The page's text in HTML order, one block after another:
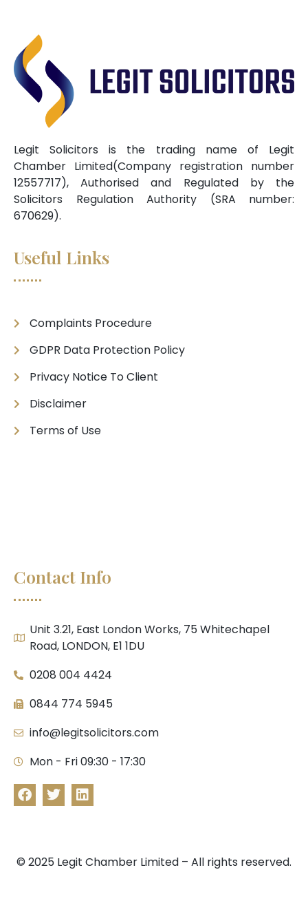
Legit Solicitors is the trading name of Legit
Chamber Limited(Company registration number
12557717), Authorised and Regulated by the
Solicitors Regulation Authority (SRA number:
670629).
Useful Links
Complaints Procedure
GDPR Data Protection Policy
Privacy Notice To Client
Disclaimer
Terms of Use
Contact Info
Unit 3.21, East London Works, 75 Whitechapel
Road, LONDON, E1 1DU
0208 004 4424
0844 774 5945
info@legitsolicitors.com
Mon - Fri 09:30 - 17:30
© 2025 Legit Chamber Limited – All rights reserved.